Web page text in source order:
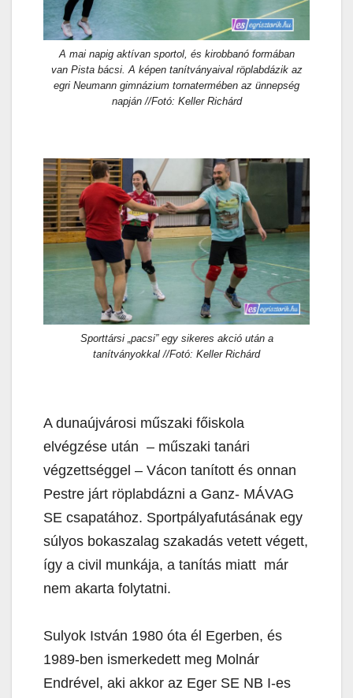
A mai napig aktívan sportol, és kirobbanó formában
van Pista bácsi. A képen tanítványaival röplabdázik az
egri Neumann gimnázium tornatermében az ünnepség
napján //Fotó: Keller Richárd
Sporttársi „pacsi” egy sikeres akció után a
tanítványokkal //Fotó: Keller Richárd
A dunaújvárosi műszaki főiskola
elvégzése után – műszaki tanári
végzettséggel – Vácon tanított és onnan
Pestre járt röplabdázni a Ganz- MÁVAG
SE csapatához. Sportpályafutásának egy
súlyos bokaszalag szakadás vetett végett,
így a civil munkája, a tanítás miatt már
nem akarta folytatni.
Sulyok István 1980 óta él Egerben, és
1989-ben ismerkedett meg Molnár
Endrével, aki akkor az Eger SE NB I-es